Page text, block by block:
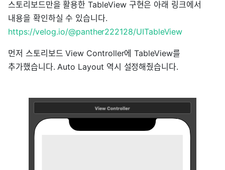
스토리보드만을 활용한 TableView 구현은 아래 링크에서
내용을 확인하실 수 있습니다.
https://velog.io/@panther222128/UITableView
먼저 스토리보드 View Controller에 TableView를
추가했습니다. Auto Layout 역시 설정해줬습니다.